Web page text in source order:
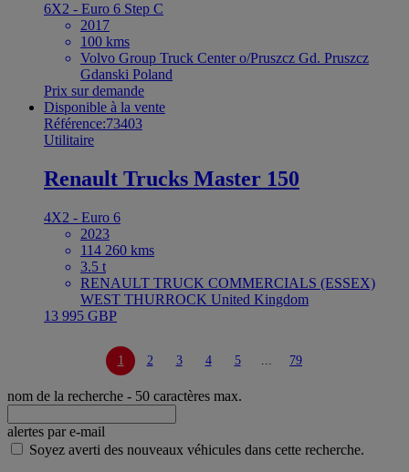
6X2 - Euro 6 Step C
2017
100 kms
Volvo Group Truck Center o/Pruszcz Gd. Pruszcz
Gdanski Poland
Prix sur demande
Disponible à la vente
Référence:73403
Utilitaire
Renault Trucks Master 150
4X2 - Euro 6
2023
114 260 kms
3.5 t
RENAULT TRUCK COMMERCIALS (ESSEX)
WEST THURROCK United Kingdom
13 995 GBP
1 2 3 4 5 ... 79
nom de la recherche - 50 caractères max.
alertes par e-mail
Soyez averti des nouveaux véhicules dans cette recherche.